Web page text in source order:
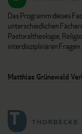
Das Programm dieses
unterschiedlichen
Pastoraltheologie,
interdisziplinären Fragen.
Matthias Grünewald